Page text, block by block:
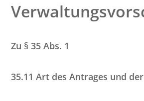
Zu § 35 Abs. 1
35.11 Art des Antrages und